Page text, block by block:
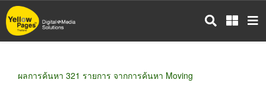
ข้าม
ไป
ผลการค้นหา 321 รายการ จากการค้นหา Moving